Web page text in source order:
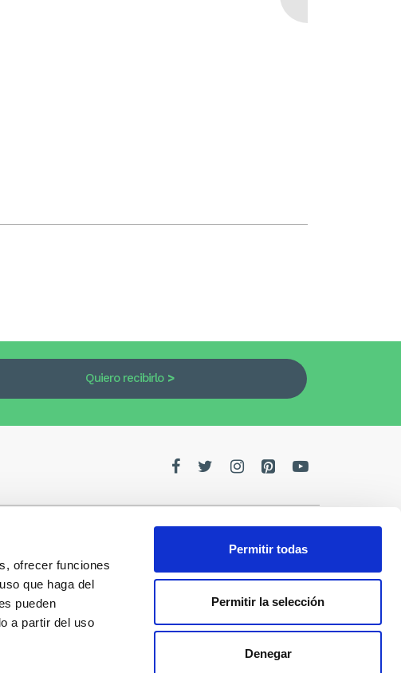
ofrecer funciones
que haga del
pueden
a partir del uso
Permitir todas
Permitir la selección
Denegar
Quiero recibirlo
redes
de la